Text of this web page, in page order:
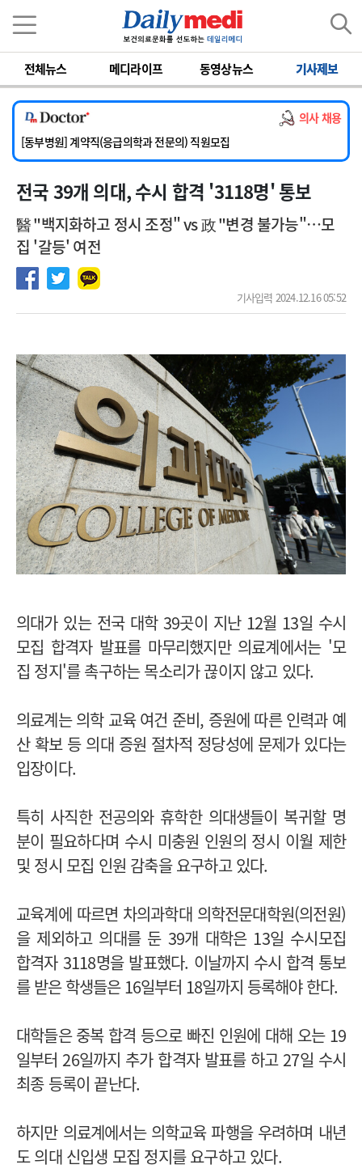
전체뉴스 메디라이프 동영상뉴스 기사제보
의사 채용
[서울아산병원] 2026년 하반기 인턴 모집
[영남대학교의료원] 마취통증의학과 임기제 임상의사 채용
[충남대학교병원] 소아청소년과(소아응급전담) 계약직 의사 공개채용
[동부병원] 계약직(응급의학과 전문의) 직원모집
[이대목동병원] 하반기 전공의(레지던트1년차) 모집
[서울아산병원] 2026년 하반기 인턴 모집
전국 39개 의대, 수시 합격 '3118명' 통보
醫 "백지화하고 정시 조정" vs 政 "변경 불가능"…모
집 '갈등' 여전
기사입력 2024.12.16 05:52
의대가 있는 전국 대학 39곳이 지난 12월 13일 수시
모집 합격자 발표를 마무리했지만 의료계에서는 '모
집 정지'를 촉구하는 목소리가 끊이지 않고 있다.
의료계는 의학 교육 여건 준비, 증원에 따른 인력과 예
산 확보 등 의대 증원 절차적 정당성에 문제가 있다는
입장이다.
특히 사직한 전공의와 휴학한 의대생들이 복귀할 명
분이 필요하다며 수시 미충원 인원의 정시 이월 제한
및 정시 모집 인원 감축을 요구하고 있다.
교육계에 따르면 차의과학대 의학전문대학원(의전원)
을 제외하고 의대를 둔 39개 대학은 13일 수시모집
합격자 3118명을 발표했다. 이날까지 수시 합격 통보
를 받은 학생들은 16일부터 18일까지 등록해야 한다.
대학들은 중복 합격 등으로 빠진 인원에 대해 오는 19
일부터 26일까지 추가 합격자 발표를 하고 27일 수시
최종 등록이 끝난다.
하지만 의료계에서는 의학교육 파행을 우려하며 내년
도 의대 신입생 모집 정지를 요구하고 있다.